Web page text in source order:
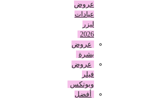
عروض
عيادات
عروض
بشرة
عروض
وبوتكس
أفضل